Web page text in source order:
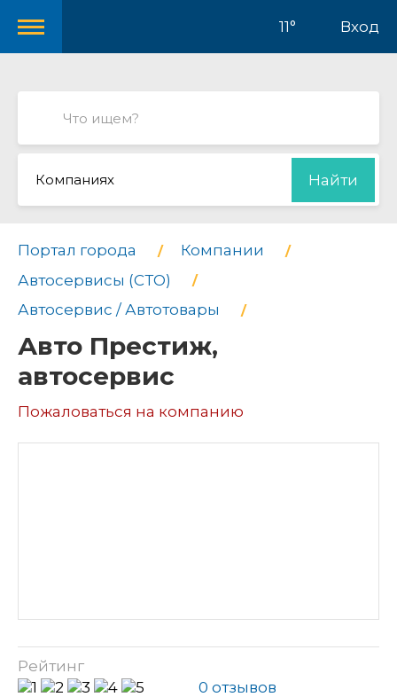
11° Вход
Компаниях Найти
Портал города
Компании
Автосервисы (СТО)
Автосервис / Автотовары
Авто Престиж,
автосервис
Пожаловаться на компанию
Рейтинг
0 отзывов